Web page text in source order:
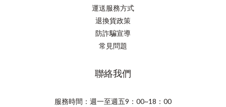
運送服務方式
退換貨政策
防詐騙宣導
常見問題
聯絡我們
服務時間：週一至週五9：00~18：00